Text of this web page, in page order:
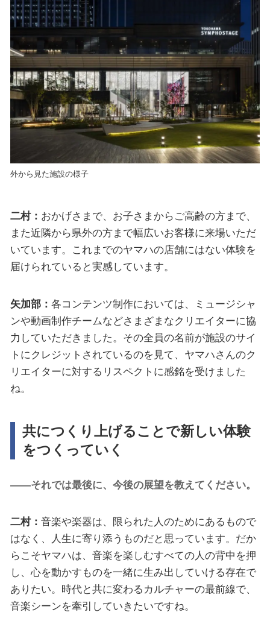
外から見た施設の様子
二村： おかげさまで、お子さまからご高齢の方まで、
また近隣から県外の方まで幅広いお客様に来場いただ
いています。これまでのヤマハの店舗にはない体験を
届けられていると実感しています。
矢加部： 各コンテンツ制作においては、ミュージシャ
ンや動画制作チームなどさまざまなクリエイターに協
力していただきました。その全員の名前が施設のサイ
トにクレジットされているのを見て、ヤマハさんのク
リエイターに対するリスペクトに感銘を受けました
ね。
共につくり上げることで新しい体験
をつくっていく
――それでは最後に、今後の展望を教えてください。
二村： 音楽や楽器は、限られた人のためにあるもので
はなく、人生に寄り添うものだと思っています。だか
らこそヤマハは、音楽を楽しむすべての人の背中を押
し、心を動かすものを一緒に生み出していける存在で
ありたい。時代と共に変わるカルチャーの最前線で、
音楽シーンを牽引していきたいですね。